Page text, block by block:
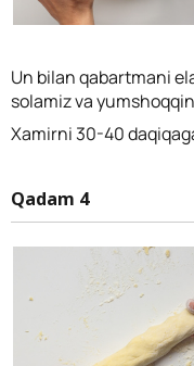
Un bilan qabartmani
solamiz va
Xamirni 30-40
Qadam 4